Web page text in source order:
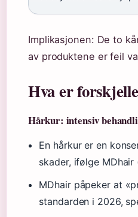
Implikasjonen: De to
av produktene er feil
Hva er
Hårkur: intensiv
En hårkur er en
skader, ifølge
MDhair påpeker at
standarden i 2026,